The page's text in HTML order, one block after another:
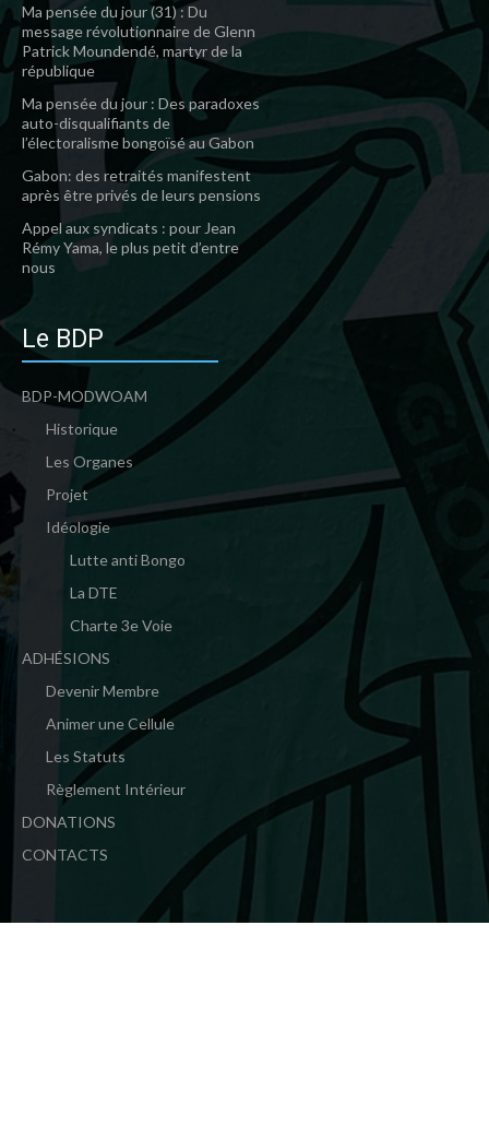
Ma pensée du jour (31) : Du
message révolutionnaire de Glenn
Patrick Moundendé, martyr de la
république
Ma pensée du jour : Des paradoxes
auto-disqualifiants de
l’électoralisme bongoïsé au Gabon
Gabon: des retraités manifestent
après être privés de leurs pensions
Appel aux syndicats : pour Jean
Rémy Yama, le plus petit d’entre
nous
Le BDP
BDP-MODWOAM
Historique
Les Organes
Projet
Idéologie
Lutte anti Bongo
La DTE
Charte 3e Voie
ADHÉSIONS
Devenir Membre
Animer une Cellule
Les Statuts
Règlement Intérieur
DONATIONS
CONTACTS